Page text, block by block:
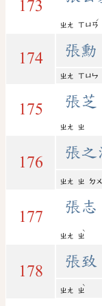
173
ㄓㄤ ㄒㄩㄢ
ˊ
174 張勳
ㄓㄤ ㄒㄩㄣ
175 張芝
ㄓㄤ ㄓ
176
張之
ㄓㄤ ㄓ ㄉ
177
張志
ㄓㄤ ㄓ
ˋ
178
張致
ㄓㄤ ㄓ
ˋ